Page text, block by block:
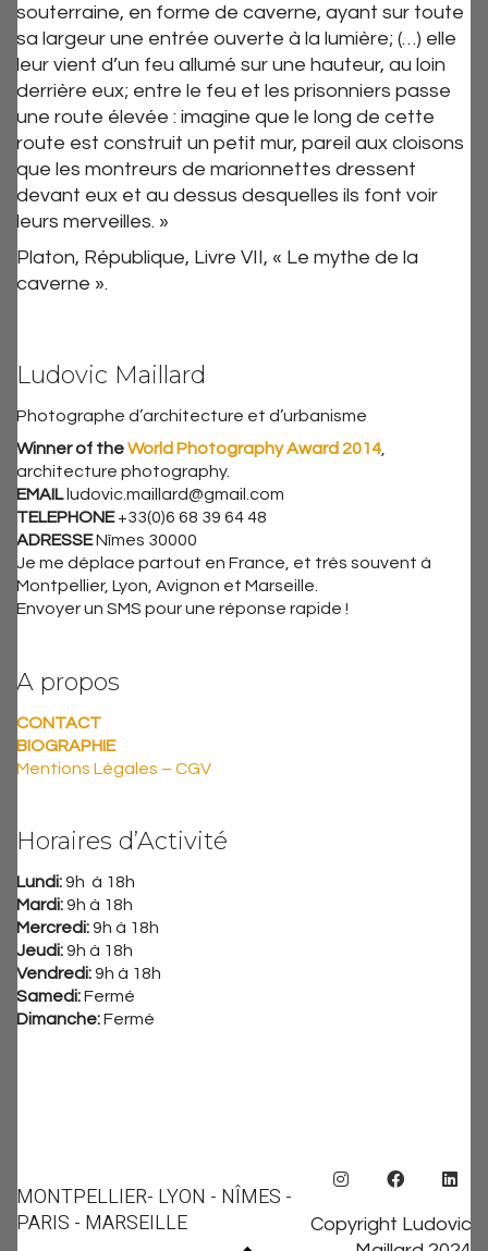
souterraine, en forme de caverne, ayant sur toute
sa largeur une entrée ouverte à la lumière; (…) elle
leur vient d’un feu allumé sur une hauteur, au loin
derrière eux; entre le feu et les prisonniers passe
une route élevée : imagine que le long de cette
route est construit un petit mur, pareil aux cloisons
que les montreurs de marionnettes dressent
devant eux et au dessus desquelles ils font voir
leurs merveilles. »
Platon, République, Livre VII, « Le mythe de la
caverne ».
Ludovic Maillard
Photographe d’architecture et d’urbanisme
Winner of theWorld Photography Award 2014
architecture photography.
EMAIL ludovic.maillard@gmail.com
TELEPHONE+33(0)6 68 39 64 48
ADRESSENîmes 30000
Je me déplace partout en France, et très souvent à
Montpellier, Lyon, Avignon et Marseille.
Envoyer un SMS pour une réponse rapide !
A propos
CONTACT
BIOGRAPHIE
Mentions Légales – CGV
Horaires d’Activité
Lundi:9h à 18h
Mardi:9h à 18h
Mercredi:9h à 18h
Jeudi:9h à 18h
Vendredi:9h à 18h
Samedi:Fermé
Dimanche:Fermé
Copyright Ludovic
MONTPELLIER- LYON - NÎMES -
PARIS - MARSEILLE